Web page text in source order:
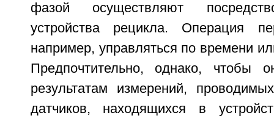
фазой осуществляют
устройства рецикла. Операция
например, управляться по времени
Предпочтительно, однако, чтобы
результатам измерений,
датчиков, находящихся в